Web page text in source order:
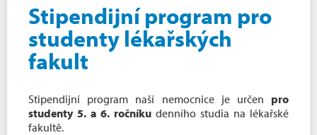
Stipendijní program pro
studenty lékařských
fakult
Stipendijní program naší nemocnice je určen pro
studenty 5. a 6. ročníku denního studia na lékařské
fakultě.